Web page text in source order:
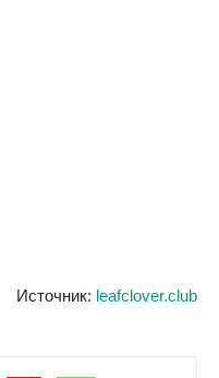
Источник: leafclover.club